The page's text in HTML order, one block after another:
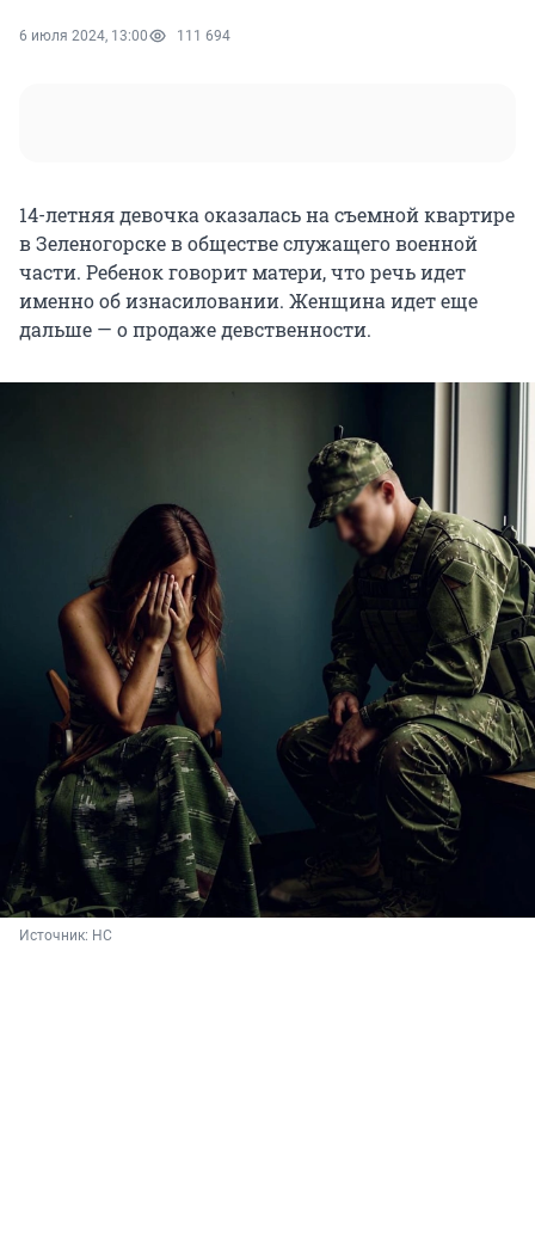
6 июля 2024, 13:00 111 694
14-летняя девочка оказалась на съемной квартире
в Зеленогорске в обществе служащего военной
части. Ребенок говорит матери, что речь идет
именно об изнасиловании. Женщина идет еще
дальше — о продаже девственности.
Источник: НС